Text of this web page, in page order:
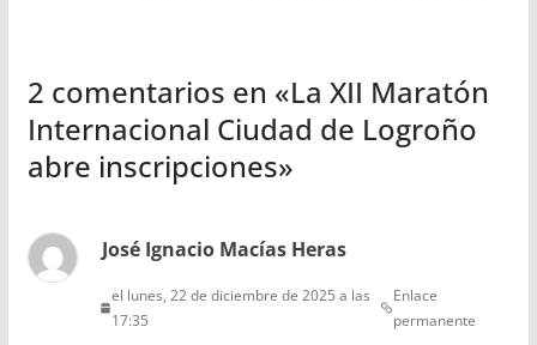
2 comentarios en «La XII Maratón
Internacional Ciudad de Logroño
abre inscripciones»
José Ignacio Macías Heras
el lunes, 22 de diciembre de 2025 a las
17:35
Enlace
permanente